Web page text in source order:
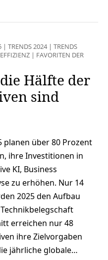
| TRENDS 2024| TRENDS
EFFIZIENZ | FAVORITEN DER
Hälfte der
sind
planen über 80 Prozent
ihre Investitionen in
KI, Business
zu erhöhen. Nur 14
2025 den Aufbau
erreichen nur 48
ihre Zielvorgaben
jährliche globale…